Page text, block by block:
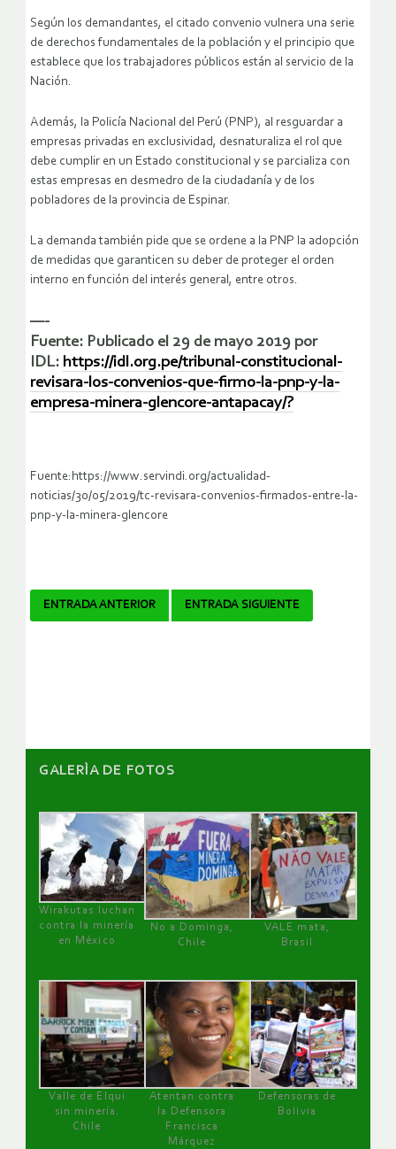
Según los demandantes, el citado convenio vulnera una serie
de derechos fundamentales de la población y el principio que
establece que los trabajadores públicos están al servicio de la
Nación.
Además, la Policía Nacional del Perú (PNP), al resguardar a
empresas privadas en exclusividad, desnaturaliza el rol que
debe cumplir en un Estado constitucional y se parcializa con
estas empresas en desmedro de la ciudadanía y de los
pobladores de la provincia de Espinar.
La demanda también pide que se ordene a la PNP la adopción
de medidas que garanticen su deber de proteger el orden
interno en función del interés general, entre otros.
—-
Fuente: Publicado el 29 de mayo 2019 por
IDL: https://idl.org.pe/tribunal-constitucional-
revisara-los-convenios-que-firmo-la-pnp-y-la-
empresa-minera-glencore-antapacay/?
Fuente:https://www.servindi.org/actualidad-
noticias/30/05/2019/tc-revisara-convenios-firmados-entre-la-
pnp-y-la-minera-glencore
Navegador
ENTRADA ANTERIOR ENTRADA SIGUIENTE
GALERÌA DE FOTOS
Wirakutas luchan
contra la minería
en México
No a Dominga,
Chile
VALE mata,
Brasil
Valle de Elqui
sin minería.
Chile
Atentan contra
la Defensora
Francisca
Márquez
Defensoras de
Bolivia